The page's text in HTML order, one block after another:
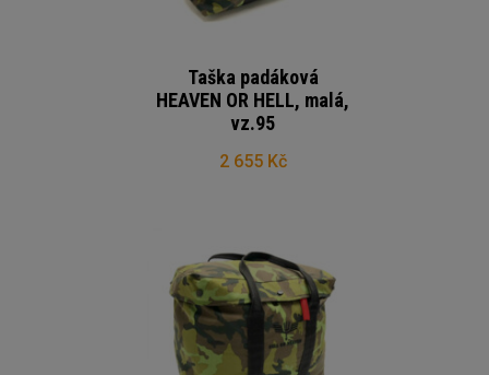
Taška padáková
HEAVEN OR HELL, malá,
vz.95
2 655 Kč